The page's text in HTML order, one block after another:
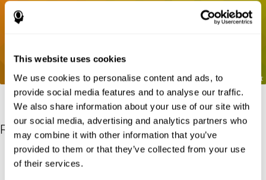
This website uses cookies
We use cookies to personalise content and ads, to
provide social media features and to analyse our traffic.
We also share information about your use of our site with
our social media, advertising and analytics partners who
may combine it with other information that you’ve
provided to them or that they’ve collected from your use
of their services.
Références
Gordon B, Caramazza A. Lexical decision for open- and closed-
class words: Failure to replicate differential frequency sensitivity.